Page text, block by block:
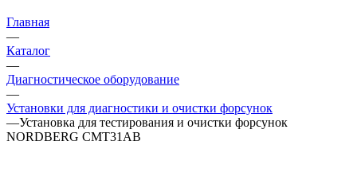
Главная
—
Каталог
—
Диагностическое оборудование
—
Установки для диагностики и очистки форсунок
—Установка для тестирования и очистки форсунок
NORDBERG CMT31AB